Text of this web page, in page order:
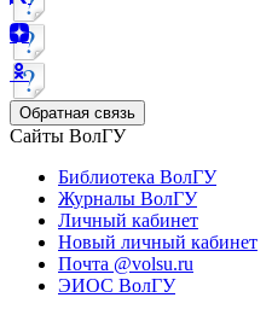
Обратная связь
Сайты ВолГУ
Библиотека ВолГУ
Журналы ВолГУ
Личный кабинет
Новый личный кабинет
Почта @volsu.ru
ЭИОС ВолГУ